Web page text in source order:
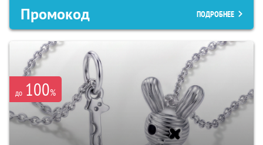
Промокод ПОДРОБНЕЕ
до 100%